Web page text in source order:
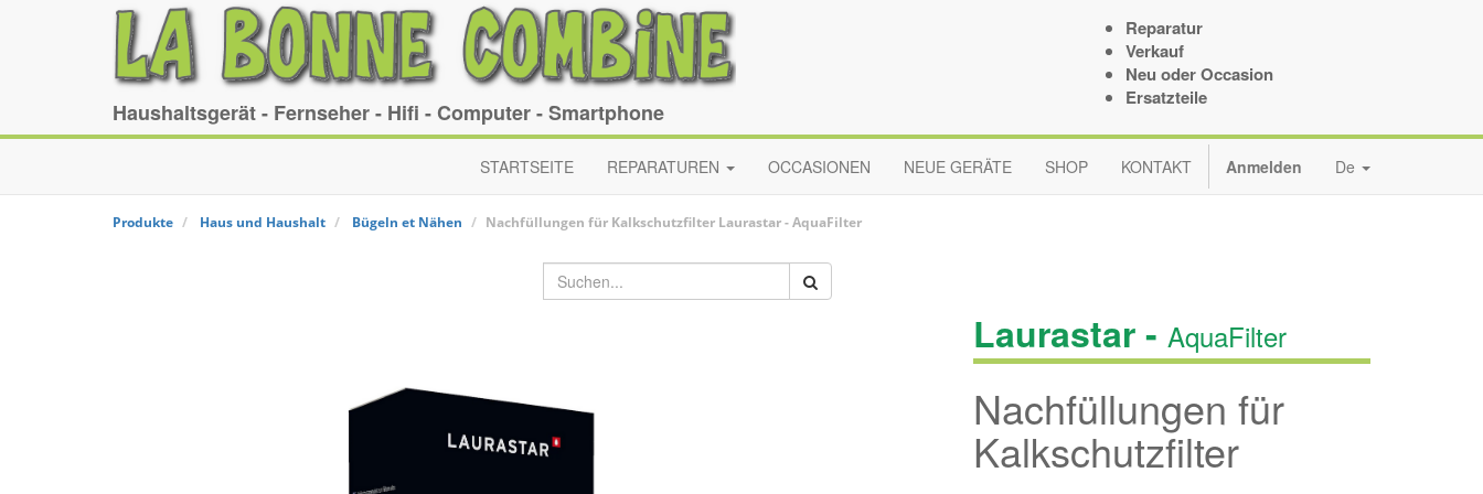
Haushaltsgerät - Fernseher - Hifi - Computer - Smartphone
Reparatur
Verkauf
Neu oder Occasion
Ersatzteile
STARTSEITE REPARATUREN OCCASIONEN NEUE GERÄTE SHOP KONTAKT Anmelden De
Produkte Haus und Haushalt Bügeln et Nähen Nachfüllungen für Kalkschutzfilter Laurastar-AquaFilter
Laurastar - AquaFilter
Nachfüllungen für
Kalkschutzfilter